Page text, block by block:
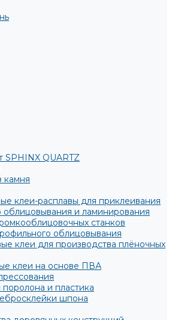
SPHINX QUARTZ
камня
клеи-расплавы для приклеивания
облицовывания и ламинирования
станков
облицовывания
клеи для производства плёночных
клеи на основе ПВА
и пластика
шпона